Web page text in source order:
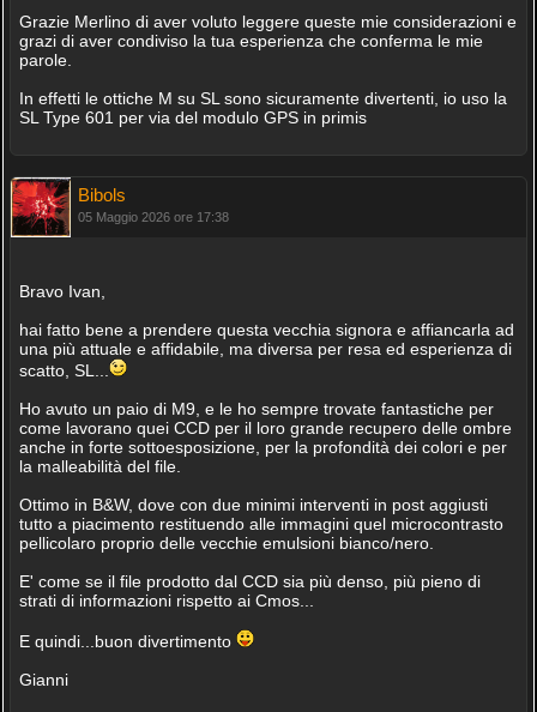
Grazie Merlino di aver voluto leggere queste mie considerazioni e
grazi di aver condiviso la tua esperienza che conferma le mie
parole.
In effetti le ottiche M su SL sono sicuramente divertenti, io uso la
SL Type 601 per via del modulo GPS in primis
Bibols
05 Maggio 2026 ore 17:38
Bravo Ivan,
hai fatto bene a prendere questa vecchia signora e affiancarla ad
una più attuale e affidabile, ma diversa per resa ed esperienza di
scatto, SL...
Ho avuto un paio di M9, e le ho sempre trovate fantastiche per
come lavorano quei CCD per il loro grande recupero delle ombre
anche in forte sottoesposizione, per la profondità dei colori e per
la malleabilità del file.
Ottimo in B&W, dove con due minimi interventi in post aggiusti
tutto a piacimento restituendo alle immagini quel microcontrasto
pellicolaro proprio delle vecchie emulsioni bianco/nero.
E' come se il file prodotto dal CCD sia più denso, più pieno di
strati di informazioni rispetto ai Cmos...
E quindi...buon divertimento
Gianni